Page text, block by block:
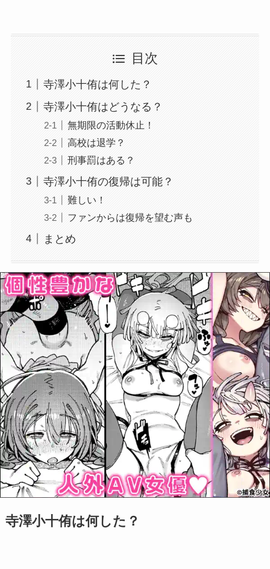
目次
寺澤小十侑は何した？
寺澤小十侑はどうなる？
無期限の活動休止！
高校は退学？
刑事罰はある？
寺澤小十侑の復帰は可能？
難しい！
ファンからは復帰を望む声も
まとめ
寺澤小十侑は何した？